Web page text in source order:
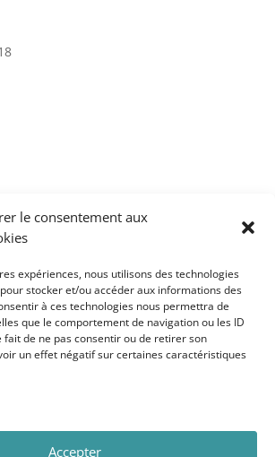
le consentement aux
expériences, nous utilisons des technologies
stocker et/ou accéder aux informations des
à ces technologies nous permettra de
que le comportement de navigation ou les ID
fait de ne pas consentir ou de retirer son
un effet négatif sur certaines caractéristiques
Accepter